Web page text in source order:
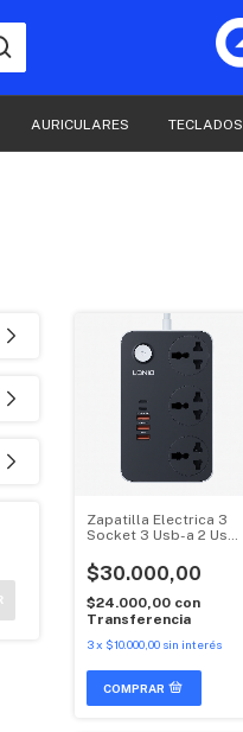
AURICULARES TECLADOS
Zapatilla Electrica 3
Socket 3 Usb-a 2 Usb-
$30.000,00
$24.000,00 con
Transferencia
3x $10.000,00 sin interés